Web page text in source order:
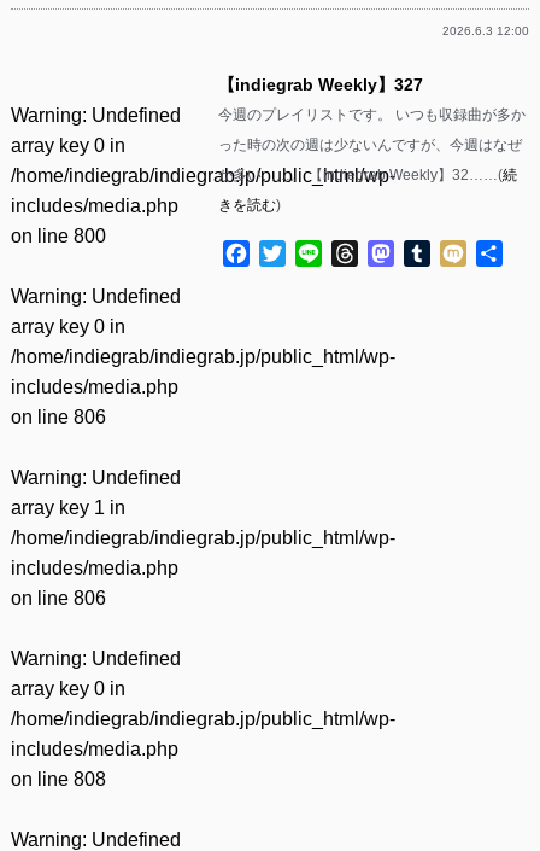
2026.6.3 12:00
Warning: Undefined
array key 0 in
/home/indiegrab/indiegrab.jp/public_html/wp-
includes/media.php
on line 800
Warning: Undefined
array key 0 in
/home/indiegrab/indiegrab.jp/public_html/wp-
includes/media.php
on line 806
Warning: Undefined
array key 1 in
/home/indiegrab/indiegrab.jp/public_html/wp-
includes/media.php
on line 806
Warning: Undefined
array key 0 in
/home/indiegrab/indiegrab.jp/public_html/wp-
includes/media.php
on line 808
Warning: Undefined
【indiegrab Weekly】327
今週のプレイリストです。 いつも収録曲が多か
った時の次の週は少ないんですが、今週はなぜ
か多い……。 【indiegrab Weekly】32……(続
きを読む)
Facebook
TwitterLine ThreadsMastodon
Tumblr
Mixi